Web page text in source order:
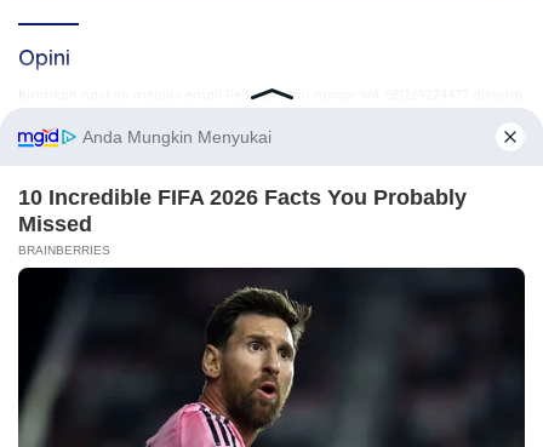
Opini
Kirimkan naskah melalui email Redaksi atau nomor WA 081269224477 disertai
sepenuhnya menjadi tanggung jawab Penulis